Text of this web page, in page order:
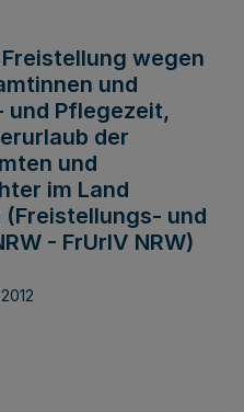
wegen
und
und Pflegezeit,
der
und
im Land
und
- FrUrlV NRW)